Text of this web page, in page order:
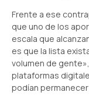
Frente a ese
que uno de los
escala que
es que la lista
volumen de
plataformas
podían